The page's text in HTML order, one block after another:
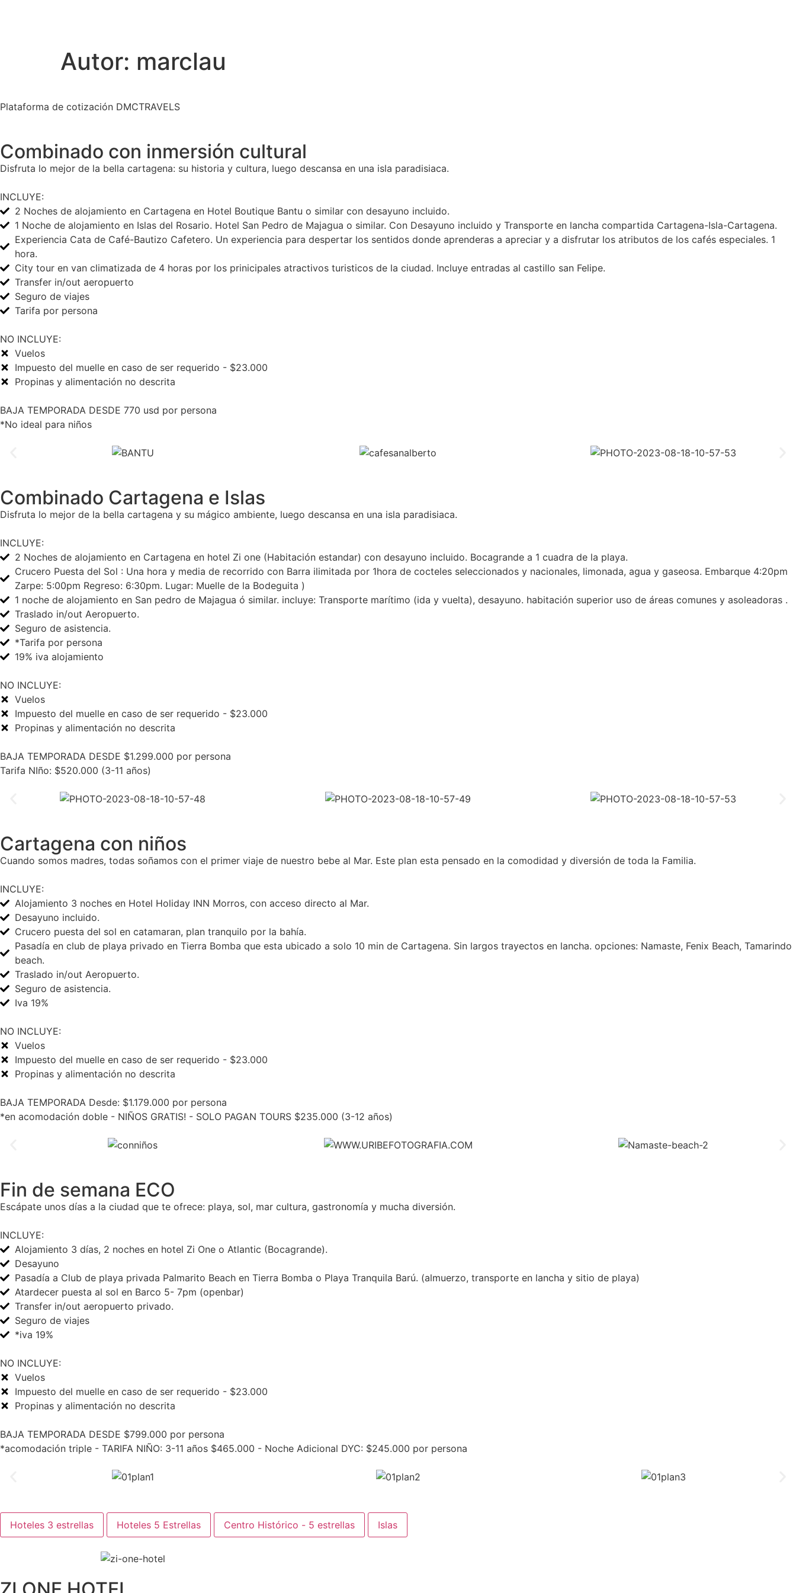
Autor: marclau
Plataforma de cotización DMCTRAVELS
Combinado con inmersión cultural
Disfruta lo mejor de la bella cartagena: su historia y cultura, luego descansa en una isla paradisiaca.
INCLUYE:
2 Noches de alojamiento en Cartagena en Hotel Boutique Bantu o similar con desayuno incluido.
1 Noche de alojamiento en Islas del Rosario. Hotel San Pedro de Majagua o similar. Con Desayuno incluido y Transporte en lancha compartida Cartagena-Isla-Cartagena.
Experiencia Cata de Café-Bautizo Cafetero. Un experiencia para despertar los sentidos donde aprenderas a apreciar y a disfrutar los atributos de los cafés especiales. 1
hora.
City tour en van climatizada de 4 horas por los prinicipales atractivos turisticos de la ciudad. Incluye entradas al castillo san Felipe.
Transfer in/out aeropuerto
Seguro de viajes
Tarifa por persona
NO INCLUYE:
Vuelos
Impuesto del muelle en caso de ser requerido - $23.000
Propinas y alimentación no descrita
BAJA TEMPORADA DESDE 770 usd por persona
*No ideal para niños
Combinado Cartagena e Islas
Disfruta lo mejor de la bella cartagena y su mágico ambiente, luego descansa en una isla paradisiaca.
INCLUYE:
2 Noches de alojamiento en Cartagena en hotel Zi one (Habitación estandar) con desayuno incluido. Bocagrande a 1 cuadra de la playa.
Crucero Puesta del Sol : Una hora y media de recorrido con Barra ilimitada por 1hora de cocteles seleccionados y nacionales, limonada, agua y gaseosa. Embarque 4:20pm
Zarpe: 5:00pm Regreso: 6:30pm. Lugar: Muelle de la Bodeguita )
1 noche de alojamiento en San pedro de Majagua ó similar. incluye: Transporte marítimo (ida y vuelta), desayuno. habitación superior uso de áreas comunes y asoleadoras .
Traslado in/out Aeropuerto.
Seguro de asistencia.
*Tarifa por persona
19% iva alojamiento
NO INCLUYE:
Vuelos
Impuesto del muelle en caso de ser requerido - $23.000
Propinas y alimentación no descrita
BAJA TEMPORADA DESDE $1.299.000 por persona
Tarifa NIño: $520.000 (3-11 años)
Cartagena con niños
Cuando somos madres, todas soñamos con el primer viaje de nuestro bebe al Mar. Este plan esta pensado en la comodidad y diversión de toda la Familia.
INCLUYE:
Alojamiento 3 noches en Hotel Holiday INN Morros, con acceso directo al Mar.
Desayuno incluido.
Crucero puesta del sol en catamaran, plan tranquilo por la bahía.
Pasadía en club de playa privado en Tierra Bomba que esta ubicado a solo 10 min de Cartagena. Sin largos trayectos en lancha. opciones: Namaste, Fenix Beach, Tamarindo
beach.
Traslado in/out Aeropuerto.
Seguro de asistencia.
Iva 19%
NO INCLUYE:
Vuelos
Impuesto del muelle en caso de ser requerido - $23.000
Propinas y alimentación no descrita
BAJA TEMPORADA Desde: $1.179.000 por persona
*en acomodación doble - NIÑOS GRATIS! - SOLO PAGAN TOURS $235.000 (3-12 años)
Fin de semana ECO
Escápate unos días a la ciudad que te ofrece: playa, sol, mar cultura, gastronomía y mucha diversión.
INCLUYE:
Alojamiento 3 días, 2 noches en hotel Zi One o Atlantic (Bocagrande).
Desayuno
Pasadía a Club de playa privada Palmarito Beach en Tierra Bomba o Playa Tranquila Barú. (almuerzo, transporte en lancha y sitio de playa)
Atardecer puesta al sol en Barco 5- 7pm (openbar)
Transfer in/out aeropuerto privado.
Seguro de viajes
*iva 19%
NO INCLUYE:
Vuelos
Impuesto del muelle en caso de ser requerido - $23.000
Propinas y alimentación no descrita
BAJA TEMPORADA DESDE $799.000 por persona
*acomodación triple - TARIFA NIÑO: 3-11 años $465.000 - Noche Adicional DYC: $245.000 por persona
Hoteles 3 estrellas Hoteles 5 Estrellas Centro Histórico - 5 estrellas Islas